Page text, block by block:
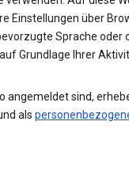
Einstellungen über
Sprache oder
Grundlage Ihrer
angemeldet sind,
als